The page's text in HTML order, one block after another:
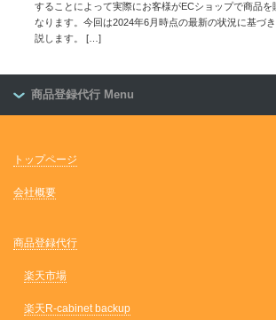
することによって実際にお客様がECショップで商品を
なります。今回は2024年6月時点の最新の状況に基づ
説します。
[…]
商品登録代行 Menu
トップページ
会社概要
商品登録代行
楽天市場
楽天R-cabinet backup